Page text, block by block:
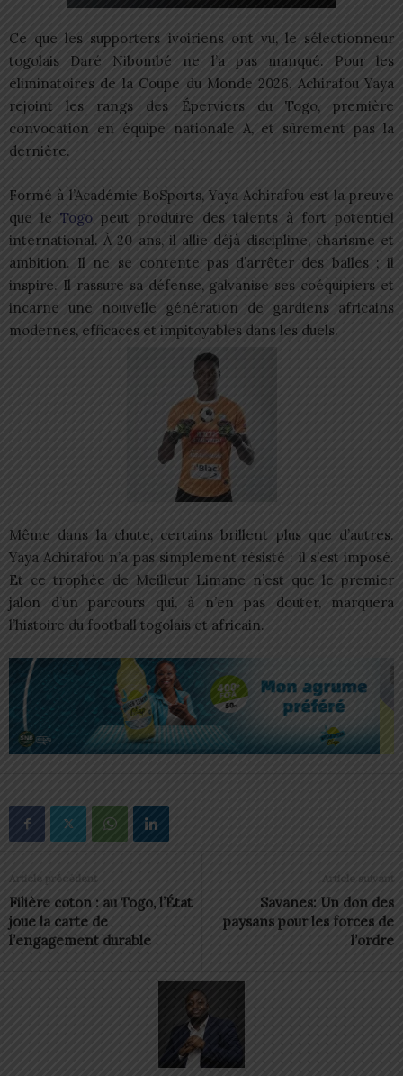
Ce que les supporters ivoiriens ont vu, le sélectionneur
togolais Daré Nibombé ne l’a pas manqué. Pour les
éliminatoires de la Coupe du Monde 2026, Achirafou Yaya
rejoint les rangs des Éperviers du Togo, première
convocation en équipe nationale A, et sûrement pas la
dernière.
Formé à l’Académie BoSports, Yaya Achirafou est la preuve
que leTogo peut produire des talents à fort potentiel
international. À 20 ans, il allie déjà discipline, charisme et
ambition. Il ne se contente pas d’arrêter des balles ; il
inspire. Il rassure sa défense, galvanise ses coéquipiers et
incarne une nouvelle génération de gardiens africains
modernes, efficaces et impitoyables dans les duels.
Même dans la chute, certains brillent plus que d’autres.
Yaya Achirafou n’a pas simplement résisté : il s’est imposé.
Et ce trophée de Meilleur Limane n’est que le premier
jalon d’un parcours qui, à n’en pas douter, marquera
l’histoire du football togolais et africain.
Article précédent
Filière coton : au Togo, l’État
joue la carte de
l’engagement durable
Article suivant
Savanes: Un don des
paysans pour les forces de
l’ordre